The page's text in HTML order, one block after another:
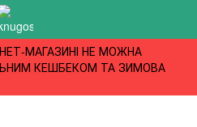
МАГАЗИНІ НЕ МОЖНА
КЕШБЕКОМ ТА ЗИМОВА